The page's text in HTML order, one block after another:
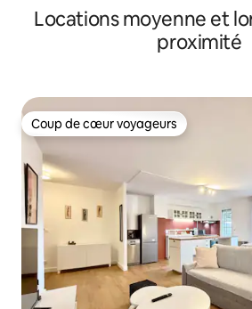
Locations moyenne et
proximité
Coup de cœur voyageurs
Coup de cœur voyageurs